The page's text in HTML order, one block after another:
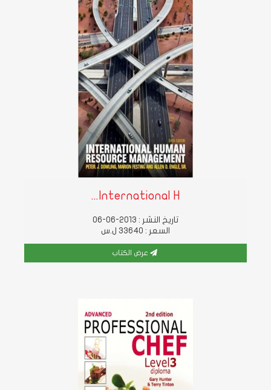
International H...
تاريخ النشر : 2013-06-06
السعر : 33640 ل.س
عرض الكتاب